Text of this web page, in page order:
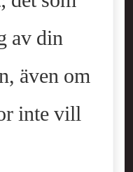
av din
även om
inte vill